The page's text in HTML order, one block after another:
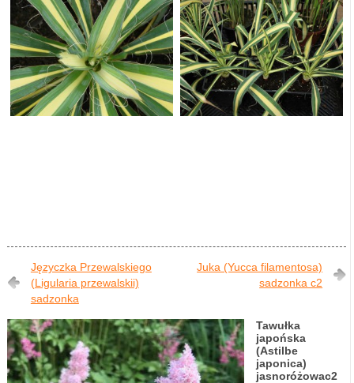
Języczka Przewalskiego
(Ligularia przewalskii)
sadzonka
Juka (Yucca filamentosa)
sadzonka c2
Tawułka
japońska
(Astilbe
japonica)
jasnoróżowac2